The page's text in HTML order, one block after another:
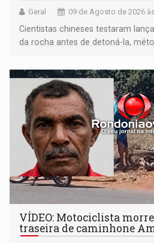
Geral 09 de Agosto de 2026
Cientistas chineses testaram
da rocha antes de detoná-la,
VÍDEO: Motociclista
traseira de caminhone